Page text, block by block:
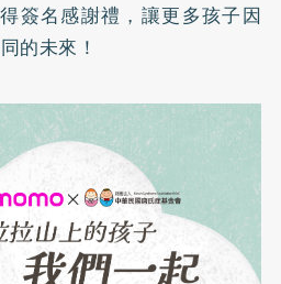
簽名感謝禮，讓更多孩子因
的未來！